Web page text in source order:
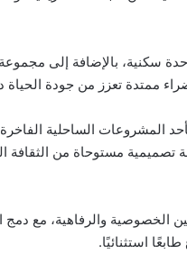
المخطط أن يضم المشروع أكثر من 4500 وحدة
ممتدة تعزز من جودة
المشروعات الساحلية
على فلسفة تصميمية مستوحاة من
الخصوصية والرفاهية، مع
استثنائيًا.